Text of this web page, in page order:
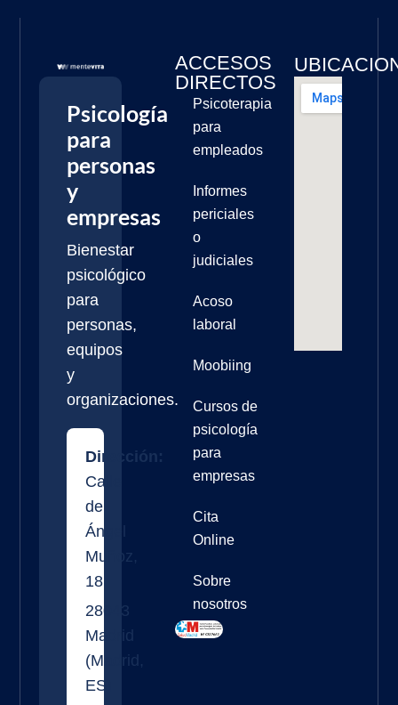
Psicología
para
personas
y
empresas
Bienestar
psicológico
para
personas,
equipos
y
organizaciones.
Dirección:
Calle
de
Ángel
Muñoz,
18
28043
Madrid
(Madrid ,
ES
ACCESOS
DIRECTOS
Psicoterapia
para
empleados
Informes
periciales
o
judiciales
Acoso
laboral
Moobiing
Cursos de
psicología
para
empresas
Cita
Online
Sobre
nosotros